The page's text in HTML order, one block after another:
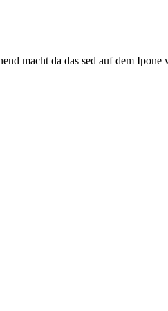
macht da das sed auf dem Ipone